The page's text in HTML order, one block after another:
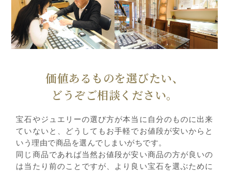
価値あるものを選びたい、
どうぞご相談ください。
宝石やジュエリーの選び方が本当に自分のものに出来
ていないと、どうしてもお手軽でお値段が安いからと
いう理由で商品を選んでしまいがちです。
同じ商品であれば当然お値段が安い商品の方が良いの
は当たり前のことですが、より良い宝石を選ぶために